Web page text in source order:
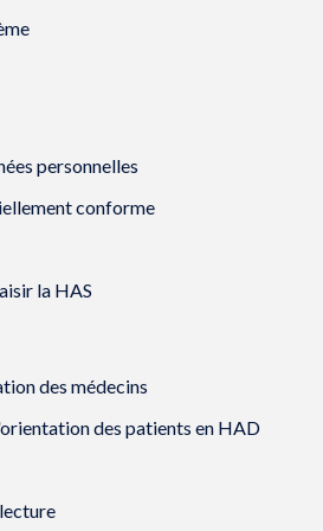
e
n
ê
r
)
ê
t
e
ê
)
personnelles
conforme
la HAS
des médecins
des patients en HAD